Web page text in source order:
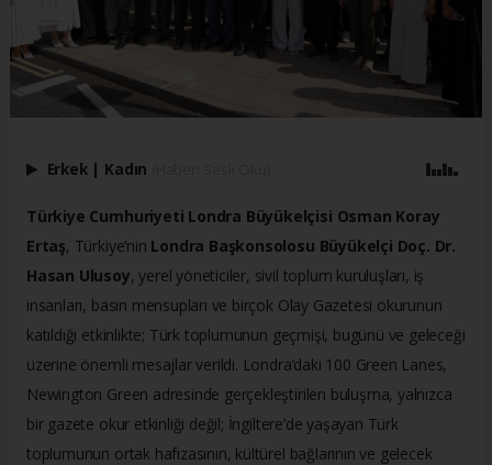
Erkek | Kadın
Türkiye Cumhuriyeti Londra Büyükelçisi Osman Koray
Ertaş, Türkiye’nin Londra Başkonsolosu Büyükelçi Doç. Dr.
Hasan Ulusoy, yerel yöneticiler, sivil toplum kuruluşları, iş
insanları, basın mensupları ve birçok Olay Gazetesi okurunun
katıldığı etkinlikte; Türk toplumunun geçmişi, bugünü ve geleceği
üzerine önemli mesajlar verildi. Londra’daki 100 Green Lanes,
Newington Green adresinde gerçekleştirilen buluşma, yalnızca
bir gazete okur etkinliği değil; İngiltere’de yaşayan Türk
toplumunun ortak hafızasının, kültürel bağlarının ve gelecek